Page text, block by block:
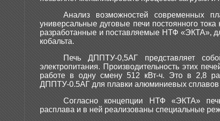
Анализ возможностей современных
универсальные дуговые печи постоянного
разработанные и поставляемые НТФ «ЭКТА»,
кобальта.
Печь ДППТУ-0,5АГ представляет
электропитания. Производительность этих
работе в одну смену 512 кВт-ч. Это в 2,8
ДППТУ-0.5АГ для плавки алюминиевых сплавов
Согласно концепции НТФ «ЭКТА»
расплава и в ней реализованы специальные